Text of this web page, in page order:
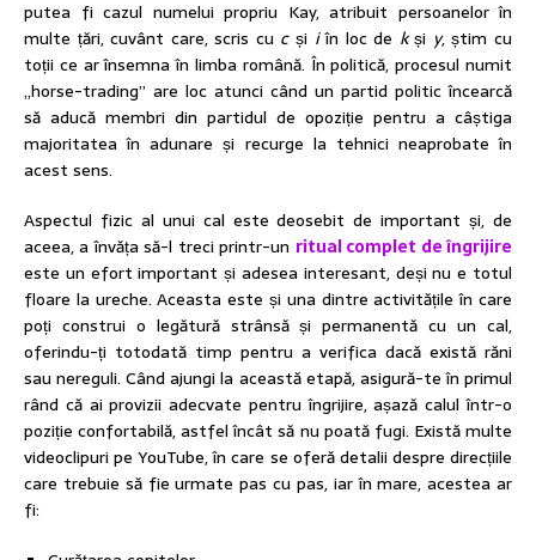
putea fi cazul numelui propriu Kay, atribuit persoanelor în
multe țări, cuvânt care, scris cu cși iîn loc de kși y, știm cu
toții ce ar însemna în limba română. În politică, procesul numit
„horse-trading” are loc atunci când un partid politic încearcă
să aducă membri din partidul de opoziție pentru a câștiga
majoritatea în adunare și recurge la tehnici neaprobate în
acest sens.
Aspectul fizic al unui cal este deosebit de important și, de
aceea, a învăța să-l treci printr-un ritual complet de îngrijire
este un efort important și adesea interesant, deși nu e totul
floare la ureche. Aceasta este și una dintre activitățile în care
poți construi o legătură strânsă și permanentă cu un cal,
oferindu-ți totodată timp pentru a verifica dacă există răni
sau nereguli. Când ajungi la această etapă, asigură-te în primul
rând că ai provizii adecvate pentru îngrijire, așază calul într-o
poziție confortabilă, astfel încât să nu poată fugi. Există multe
videoclipuri pe YouTube, în care se oferă detalii despre direcțiile
care trebuie să fie urmate pas cu pas, iar în mare, acestea ar
fi: